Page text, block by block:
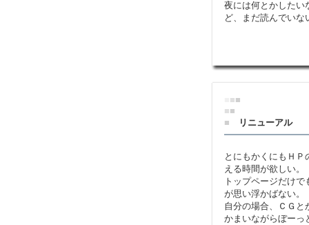
夜には何とかしたい
ど、まだ読んでいな
■■
■■
■
リニューアル
とにもかくにもＨ
える時間が欲しい。
トップページだけ
が思い浮かばない。
自分の場合、ＣＧと
かまいながらぼーっ